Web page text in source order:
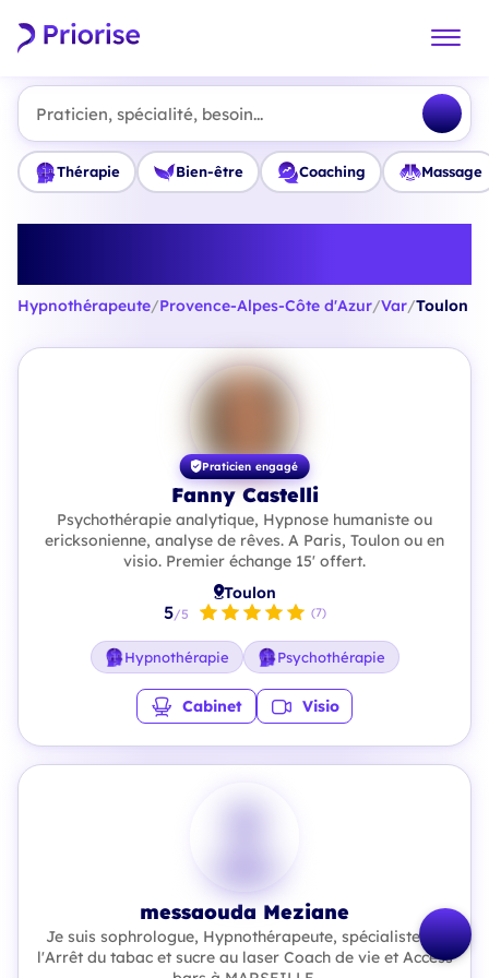
Praticien, spécialité, besoin...
Thérapie Bien-être Coaching Massage
Hypnothérapeute/Provence-Alpes-Côte d'Azur/Var/Toulon
Praticien engagé
Fanny Castelli
Psychothérapie analytique, Hypnose humaniste ou
ericksonienne, analyse de rêves. A Paris, Toulon ou en
visio. Premier échange 15' offert.
Toulon
5/5 (7)
Hypnothérapie Psychothérapie
Cabinet Visio
messaouda Meziane
Je suis sophrologue, Hypnothérapeute, spécialiste de
l'Arrêt du tabac et sucre au laser Coach de vie et Access